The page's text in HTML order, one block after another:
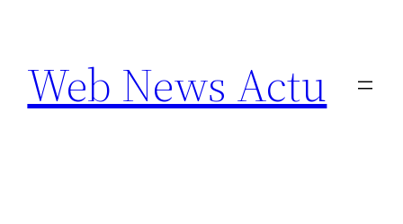
contenu
Web News Actu